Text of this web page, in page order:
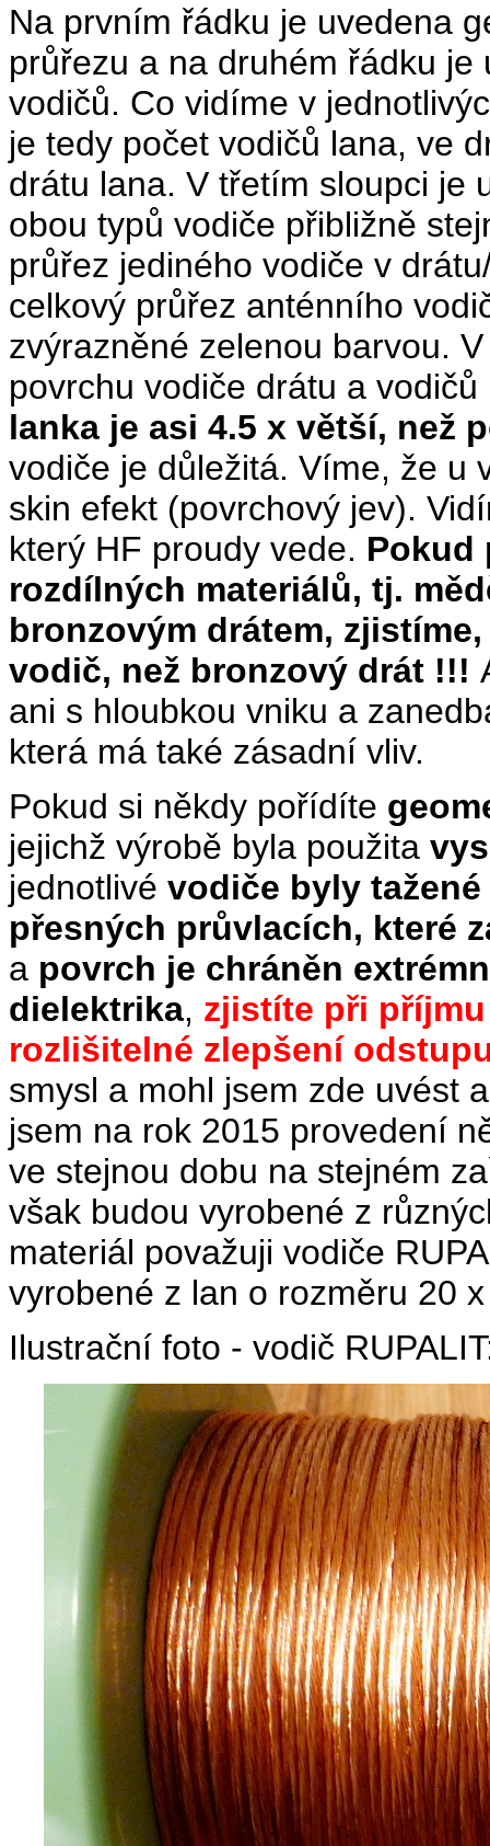
Na prvním řádku je uvedena
průřezu a na druhém řádku
vodičů. Co vidíme v
je tedy počet vodičů lana, ve
drátu lana. V třetím sloupci je
obou typů vodiče přibližně
průřez jediného vodiče v
celkový průřez anténního
zvýrazněné zelenou barvou.
povrchu vodiče drátu a vodičů
lanka je asi 4.5 x větší, než
vodiče je důležitá. Víme, že u
skin efekt (povrchový jev).
který HF proudy vede. Pokud
rozdílných materiálů, tj.
bronzovým drátem,
vodič, než bronzový drát !!!
ani s hloubkou vniku a
která má také zásadní vliv.
Pokud si někdy pořídíte
jejichž výrobě byla použita
jednotlivé vodiče byly
přesných průvlacích, které
a povrch je chráněn
dielektrika, zjistíte při
rozlišitelné zlepšení
smysl a mohl jsem zde uvést
jsem na rok 2015 provedení
ve stejnou dobu na stejném
však budou vyrobené z
materiál považuji vodiče
vyrobené z lan o rozměru 20
Ilustrační foto - vodič